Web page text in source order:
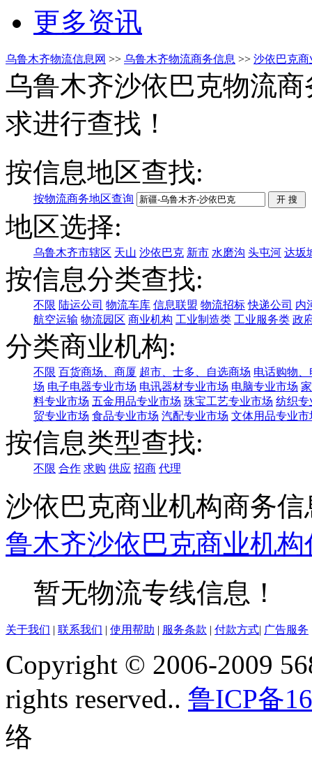
更多资讯
乌鲁木齐物流信息网 >> 乌鲁木齐物流商务信息 >> 沙依巴克
乌鲁木齐沙依巴克物流
求进行查找！
按信息地区查找:
按物流商务地区查询
地区选择:
乌鲁木齐市辖区 天山 沙依巴克 新市 水磨沟 头屯河 达坂
按信息分类查找:
不限 陆运公司 物流车库 信息联盟 物流招标 快递公司 内
航空运输 物流园区 商业机构 工业制造类 工业服务类 政
分类商业机构:
不限 百货商场、商厦 超市、士多、自选商场 电话购物
场 电子电器专业市场 电讯器材专业市场 电脑专业市场
料专业市场 五金用品专业市场 珠宝工艺专业市场 纺织专
贸专业市场 食品专业市场 汽配专业市场 文体用品专业市
按信息类型查找:
不限 合作 求购 供应 招商 代理
沙依巴克商业机构商务信
鲁木齐沙依巴克商业机构
暂无物流专线信息！
关于我们 | 联系我们 | 使用帮助 | 服务条款 | 付款方式| 广告服务
Copyright © 2006-2009
rights reserved.. 鲁ICP备
络